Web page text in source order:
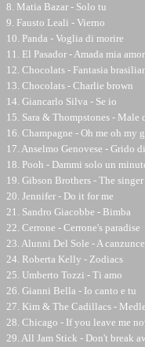
8. Matia Bazar - Solo tu
9. Fausto Leali - Vierno
10. Panda - Voglia di morire
11. El Pasador - Amada mia
12. Chocolats - Fantasia
13. Chocolats - Charlie brown
14. Giancarlo Silva - Se io
15. Sara & Thompstones - Male
16. Champagne - Oh me oh my
17. Anselmo Genovese - Grido
18. Pooh - Dammi solo un
19. Gibson Brothers - The
20. Jennifer - Do it for me
21. Sandro Giacobbe - Bimba
22. Cerrone - Cerrone's paradise
23. Alunni Del Sole - A
24. Roberta Kelly - Zodiacs
25. Umberto Tozzi - Ti amo
26. Gianni Bella - Io canto e tu
27. Kim & The Cadillacs -
28. Chicago - If you leave me
29. All Jam Stick - Don't break